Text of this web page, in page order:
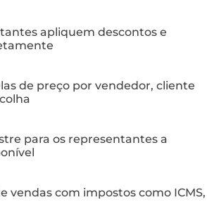
apliquem descontos e
de preço por vendedor, cliente
para os representantes a
vendas com impostos como ICMS,